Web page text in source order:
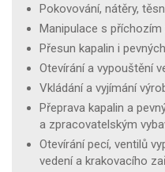
Pokovování, nátěry,
Manipulace s příchozím
Přesun kapalin i
Otevírání a vypouštění
Vkládání a vyjímání
Přeprava kapalin a
a zpracovatelským
Otevírání pecí, ventilů
vedení a krakovacího